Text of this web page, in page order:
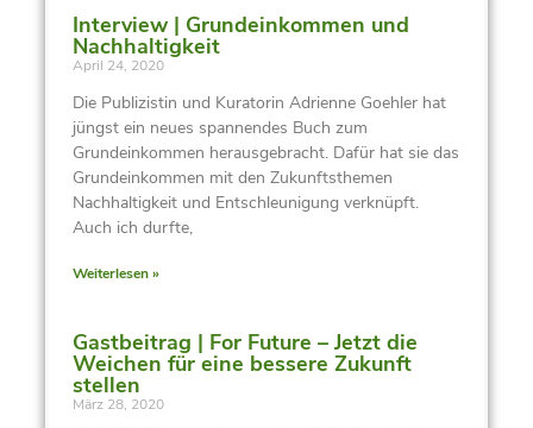
Interview | Grundeinkommen und
Nachhaltigkeit
April 24, 2020
Die Publizistin und Kuratorin Adrienne Goehler hat
jüngst ein neues spannendes Buch zum
Grundeinkommen herausgebracht. Dafür hat sie das
Grundeinkommen mit den Zukunftsthemen
Nachhaltigkeit und Entschleunigung verknüpft.
Auch ich durfte,
Weiterlesen »
Gastbeitrag | For Future – Jetzt die
Weichen für eine bessere Zukunft
stellen
März 28, 2020